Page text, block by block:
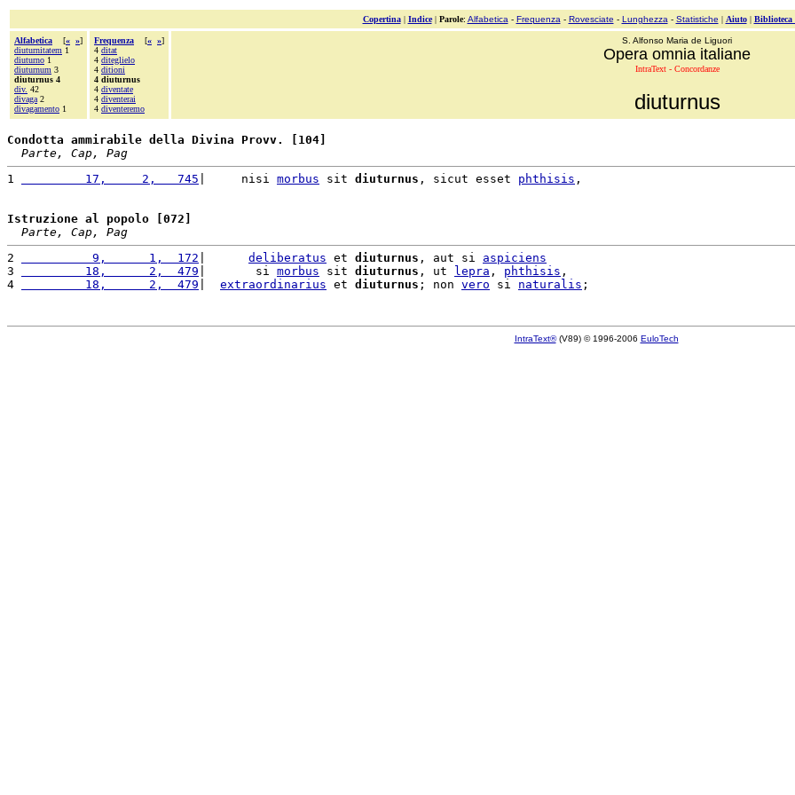
Copertina| Indice| Parole: Alfabetica - Frequenza - Rovesciate - Lunghezza - Statistiche | Aiuto| Biblioteca
Alfabetica [« »]
diuturnitatem 1
diuturno 1
diuturnum 3
diuturnus 4
div. 42
divaga 2
divagamento 1
Frequenza [« »]
4 ditat
4 diteglielo
4 ditioni
4 diuturnus
4 diventate
4 diventerai
4 diventeremo
S. Alfonso Maria de Liguori
Opera omnia italiane
IntraText - Concordanze
diuturnus
Condotta ammirabile della Divina Provv. [104]
Parte, Cap, Pag
1
         17,     2,   745
|     nisi morbus sit diuturnus , sicut esset phthisis ,
Istruzione al popolo [072]
Parte, Cap, Pag
2
          9,      1,  172
deliberatus et diuturnus , aut si aspiciens
3
         18,      2,  479
|       si morbus sit diuturnus , ut lepra , phthisis ,
4
         18,      2,  479
extraordinarius et diuturnus ; non vero si naturalis
IntraText®(V89) © 1996-2006 EuloTech